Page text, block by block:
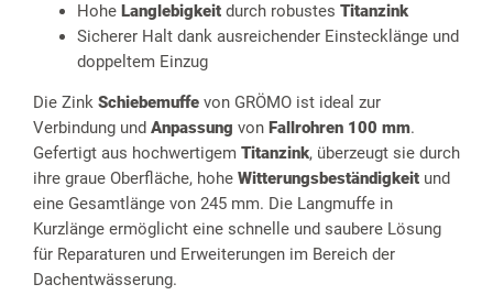
Hohe Langlebigkeit durch robustes Titanzink
Sicherer Halt dank ausreichender Einstecklänge und
doppeltem Einzug
Die Zink Schiebemuffe von GRÖMO ist ideal zur
Verbindung und Anpassung von Fallrohren 100 mm.
Gefertigt aus hochwertigem Titanzink, überzeugt sie durch
ihre graue Oberfläche, hohe Witterungsbeständigkeit und
eine Gesamtlänge von 245 mm. Die Langmuffe in
Kurzlänge ermöglicht eine schnelle und saubere Lösung
für Reparaturen und Erweiterungen im Bereich der
Dachentwässerung.